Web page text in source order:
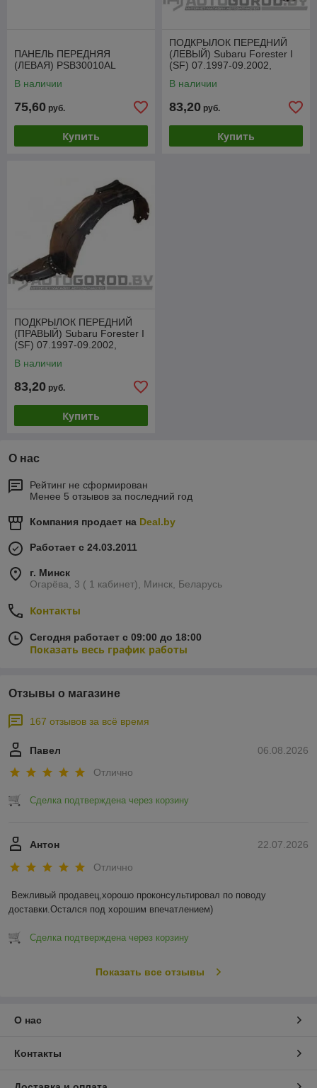
ПАНЕЛЬ ПЕРЕДНЯЯ
(ЛЕВАЯ) PSB30010AL
В наличии
75,60 руб.
Купить
ПОДКРЫЛОК ПЕРЕДНИЙ
(ЛЕВЫЙ) Subaru Forester I
(SF) 07.1997-09.2002,
В наличии
83,20 руб.
Купить
ПОДКРЫЛОК ПЕРЕДНИЙ
(ПРАВЫЙ) Subaru Forester I
(SF) 07.1997-09.2002,
В наличии
83,20 руб.
Купить
О нас
Рейтинг не сформирован
Менее 5 отзывов за последний год
Компания продает на Deal.by
Работает с 24.03.2011
г. Минск
Огарёва, 3 ( 1 кабинет), Минск, Беларусь
Контакты
Сегодня работает с 09:00 до 18:00
Показать весь график работы
Отзывы о магазине
167 отзывов за всё время
06.08.2026
Павел
Отлично
Сделка подтверждена через корзину
22.07.2026
Антон
Отлично
Вежливый продавец,хорошо проконсультировал по поводу
доставки.Остался под хорошим впечатлением)
Сделка подтверждена через корзину
Показать все отзывы
О нас
Контакты